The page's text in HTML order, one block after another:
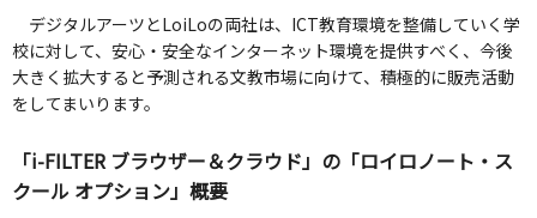
デジタルアーツとLoiLoの両社は、ICT教育環境を整備していく学
校に対して、安心・安全なインターネット環境を提供すべく、今後
大きく拡大すると予測される文教市場に向けて、積極的に販売活動
をしてまいります。
「i-FILTER ブラウザー＆クラウド」の「ロイロノート・ス
クール オプション」概要